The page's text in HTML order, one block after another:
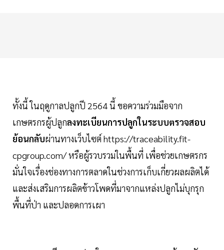
ทั้งนี้ ในฤดูกาลปลูกปี 2564 นี้ ขอความร่วมมือจาก
เกษตรกรผู้ปลูกลงทะเบียนการปลูกในระบบตรวจสอบ
ย้อนกลับผ่านทางเว็บไซต์ https://traceability.fit-
cpgroup.com/ หรือผู้รวบรวมในพื้นที่ เพื่อช่วยเกษตรกร
มั่นใจเรื่องช่องทางการตลาดในช่วงการเก็บเกี่ยวผลผลิตได้
และส่งเสริมการผลิตข้าวโพดที่มาจากแหล่งปลูกไม่บุกรุก
พื้นที่ป่า และปลอดการเผา